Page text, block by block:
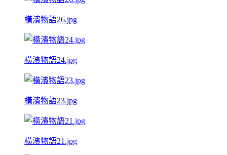
橫濱物語26.jpg
橫濱物語24.jpg
橫濱物語23.jpg
橫濱物語21.jpg